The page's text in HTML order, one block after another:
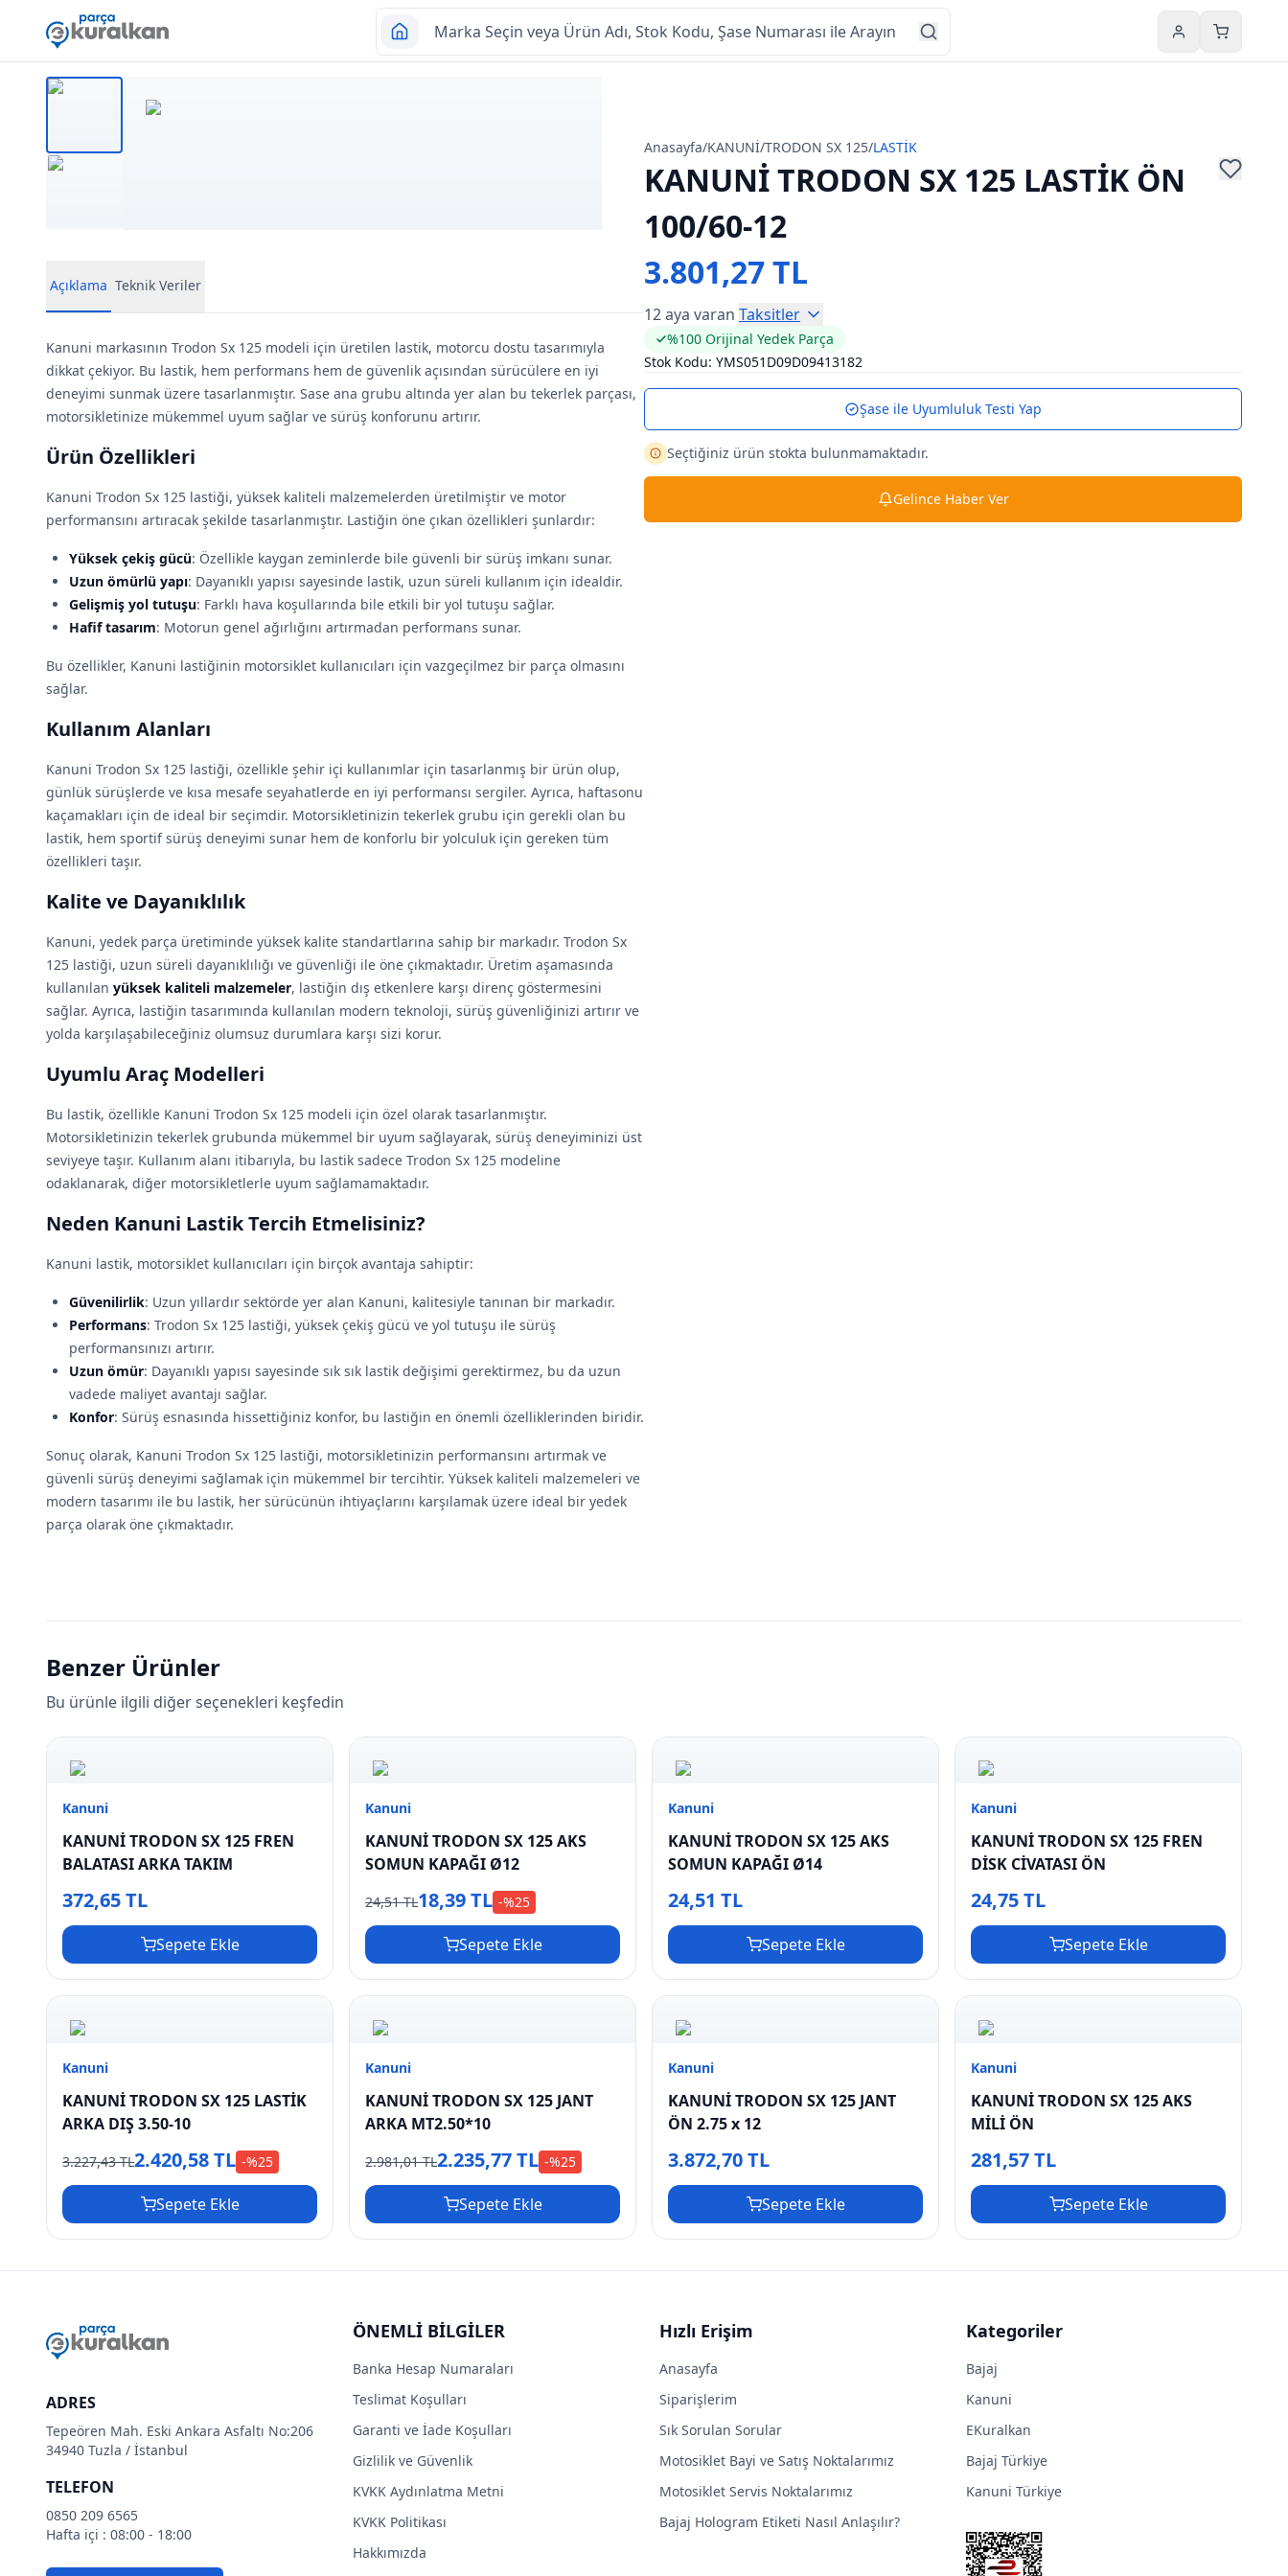
HesabımSepetim
Anasayfa/KANUNİ/TRODON SX 125/LASTİK
KANUNİ TRODON SX 125 LASTİK ÖN
100/60-12
3.801,27 TL
12 aya varan Taksitler
%100 Orijinal Yedek Parça
Stok Kodu: YMS051D09D09413182
Şase ile Uyumluluk Testi Yap
Seçtiğiniz ürün stokta bulunmamaktadır.
Gelince Haber Ver
Açıklama Teknik Veriler
Kanuni markasının Trodon Sx 125 modeli için üretilen lastik, motorcu dostu tasarımıyla
dikkat çekiyor. Bu lastik, hem performans hem de güvenlik açısından sürücülere en iyi
deneyimi sunmak üzere tasarlanmıştır. Sase ana grubu altında yer alan bu tekerlek parçası,
motorsikletinize mükemmel uyum sağlar ve sürüş konforunu artırır.
Ürün Özellikleri
Kanuni Trodon Sx 125 lastiği, yüksek kaliteli malzemelerden üretilmiştir ve motor
performansını artıracak şekilde tasarlanmıştır. Lastiğin öne çıkan özellikleri şunlardır:
Yüksek çekiş gücü: Özellikle kaygan zeminlerde bile güvenli bir sürüş imkanı sunar.
Uzun ömürlü yapı: Dayanıklı yapısı sayesinde lastik, uzun süreli kullanım için idealdir.
Gelişmiş yol tutuşu: Farklı hava koşullarında bile etkili bir yol tutuşu sağlar.
Hafif tasarım: Motorun genel ağırlığını artırmadan performans sunar.
Bu özellikler, Kanuni lastiğinin motorsiklet kullanıcıları için vazgeçilmez bir parça olmasını
sağlar.
Kullanım Alanları
Kanuni Trodon Sx 125 lastiği, özellikle şehir içi kullanımlar için tasarlanmış bir ürün olup,
günlük sürüşlerde ve kısa mesafe seyahatlerde en iyi performansı sergiler. Ayrıca, haftasonu
kaçamakları için de ideal bir seçimdir. Motorsikletinizin tekerlek grubu için gerekli olan bu
lastik, hem sportif sürüş deneyimi sunar hem de konforlu bir yolculuk için gereken tüm
özellikleri taşır.
Kalite ve Dayanıklılık
Kanuni, yedek parça üretiminde yüksek kalite standartlarına sahip bir markadır. Trodon Sx
125 lastiği, uzun süreli dayanıklılığı ve güvenliği ile öne çıkmaktadır. Üretim aşamasında
kullanılan yüksek kaliteli malzemeler, lastiğin dış etkenlere karşı direnç göstermesini
sağlar. Ayrıca, lastiğin tasarımında kullanılan modern teknoloji, sürüş güvenliğinizi artırır ve
yolda karşılaşabileceğiniz olumsuz durumlara karşı sizi korur.
Uyumlu Araç Modelleri
Bu lastik, özellikle Kanuni Trodon Sx 125 modeli için özel olarak tasarlanmıştır.
Motorsikletinizin tekerlek grubunda mükemmel bir uyum sağlayarak, sürüş deneyiminizi üst
seviyeye taşır. Kullanım alanı itibarıyla, bu lastik sadece Trodon Sx 125 modeline
odaklanarak, diğer motorsikletlerle uyum sağlamamaktadır.
Neden Kanuni Lastik Tercih Etmelisiniz?
Kanuni lastik, motorsiklet kullanıcıları için birçok avantaja sahiptir:
Güvenilirlik: Uzun yıllardır sektörde yer alan Kanuni, kalitesiyle tanınan bir markadır.
Performans: Trodon Sx 125 lastiği, yüksek çekiş gücü ve yol tutuşu ile sürüş
performansınızı artırır.
Uzun ömür: Dayanıklı yapısı sayesinde sık sık lastik değişimi gerektirmez, bu da uzun
vadede maliyet avantajı sağlar.
Konfor: Sürüş esnasında hissettiğiniz konfor, bu lastiğin en önemli özelliklerinden biridir.
Sonuç olarak, Kanuni Trodon Sx 125 lastiği, motorsikletinizin performansını artırmak ve
güvenli sürüş deneyimi sağlamak için mükemmel bir tercihtir. Yüksek kaliteli malzemeleri ve
modern tasarımı ile bu lastik, her sürücünün ihtiyaçlarını karşılamak üzere ideal bir yedek
parça olarak öne çıkmaktadır.
Benzer Ürünler
Bu ürünle ilgili diğer seçenekleri keşfedin
Kanuni
KANUNİ TRODON SX 125 FREN
BALATASI ARKA TAKIM
372,65 TL
Sepete Ekle
Kanuni
KANUNİ TRODON SX 125 AKS
SOMUN KAPAĞI Ø12
24,51 TL18,39 TL -%25
Sepete Ekle
Kanuni
KANUNİ TRODON SX 125 AKS
SOMUN KAPAĞI Ø14
24,51 TL
Sepete Ekle
Kanuni
KANUNİ TRODON SX 125 FREN
DİSK CİVATASI ÖN
24,75 TL
Sepete Ekle
Kanuni
KANUNİ TRODON SX 125 LASTİK
ARKA DIŞ 3.50-10
3.227,43 TL2.420,58 TL -%25
Sepete Ekle
Kanuni
KANUNİ TRODON SX 125 JANT
ARKA MT2.50*10
2.981,01 TL2.235,77 TL -%25
Sepete Ekle
Kanuni
KANUNİ TRODON SX 125 JANT
ÖN 2.75 x 12
3.872,70 TL
Sepete Ekle
Kanuni
KANUNİ TRODON SX 125 AKS
MİLİ ÖN
281,57 TL
Sepete Ekle
ADRES
Tepeören Mah. Eski Ankara Asfaltı No:206
34940 Tuzla / İstanbul
TELEFON
0850 209 6565
Hafta içi : 08:00 - 18:00
ÖNEMLİ BİLGİLER
Banka Hesap Numaraları
Teslimat Koşulları
Garanti ve İade Koşulları
Gizlilik ve Güvenlik
KVKK Aydınlatma Metni
KVKK Politikası
Hakkımızda
Hızlı Erişim
Anasayfa
Siparişlerim
Sık Sorulan Sorular
Motosiklet Bayi ve Satış Noktalarımız
Motosiklet Servis Noktalarımız
Bajaj Hologram Etiketi Nasıl Anlaşılır?
Kategoriler
Bajaj
Kanuni
EKuralkan
Bajaj Türkiye
Kanuni Türkiye